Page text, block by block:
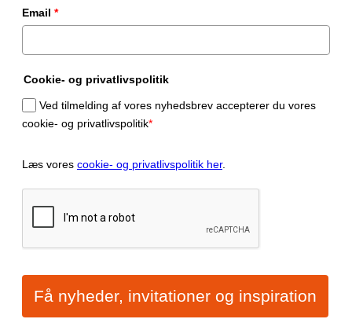
Email *
Cookie- og privatlivspolitik
Ved tilmelding af vores nyhedsbrev accepterer du vores
cookie- og privatlivspolitik*
Læs vores cookie- og privatlivspolitik her.
Få nyheder, invitationer og inspiration